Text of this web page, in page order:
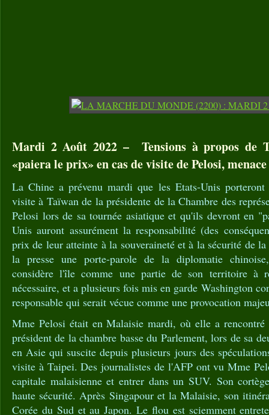
Mardi 2 Août 2022 – Tensions à propos de
«paiera le prix» en cas de visite de Pelosi,
La Chine a prévenu mardi que les Etats-Unis
visite à Taïwan de la présidente de la Chambre des
Pelosi lors de sa tournée asiatique et qu'ils devront en
Unis auront assurément la responsabilité (des
prix de leur atteinte à la souveraineté et à la sécurité de
la presse une porte-parole de la diplomatie
considère l'île comme une partie de son territoire à
nécessaire, et a plusieurs fois mis en garde Washington
responsable qui serait vécue comme une provocation
Mme Pelosi était en Malaisie mardi, où elle a
président de la chambre basse du Parlement, lors de sa
en Asie qui suscite depuis plusieurs jours des
visite à Taipei. Des journalistes de l'AFP ont vu Mme
capitale malaisienne et entrer dans un SUV. Son
haute sécurité. Après Singapour et la Malaisie, son
Corée du Sud et au Japon. Le flou est sciemment